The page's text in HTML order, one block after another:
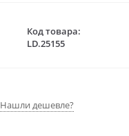
Код товара:
LD.25155
Нашли дешевле?